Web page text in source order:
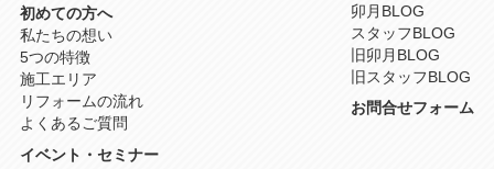
初めての方へ
私たちの想い
5つの特徴
施工エリア
リフォームの流れ
よくあるご質問
イベント・セミナー
卯月BLOG
スタッフBLOG
旧卯月BLOG
旧スタッフBLOG
お問合せフォーム